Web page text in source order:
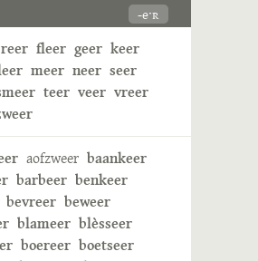
-eˑʀ
fleer geer keer
meer neer seer
teer veer vreer
aofzweer baankeer
barbeer benkeer
bevreer beweer
blameer blèsseer
boereer boetseer